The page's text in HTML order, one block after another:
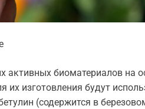
активных биоматериалов на
изготовления будут
(содержится в